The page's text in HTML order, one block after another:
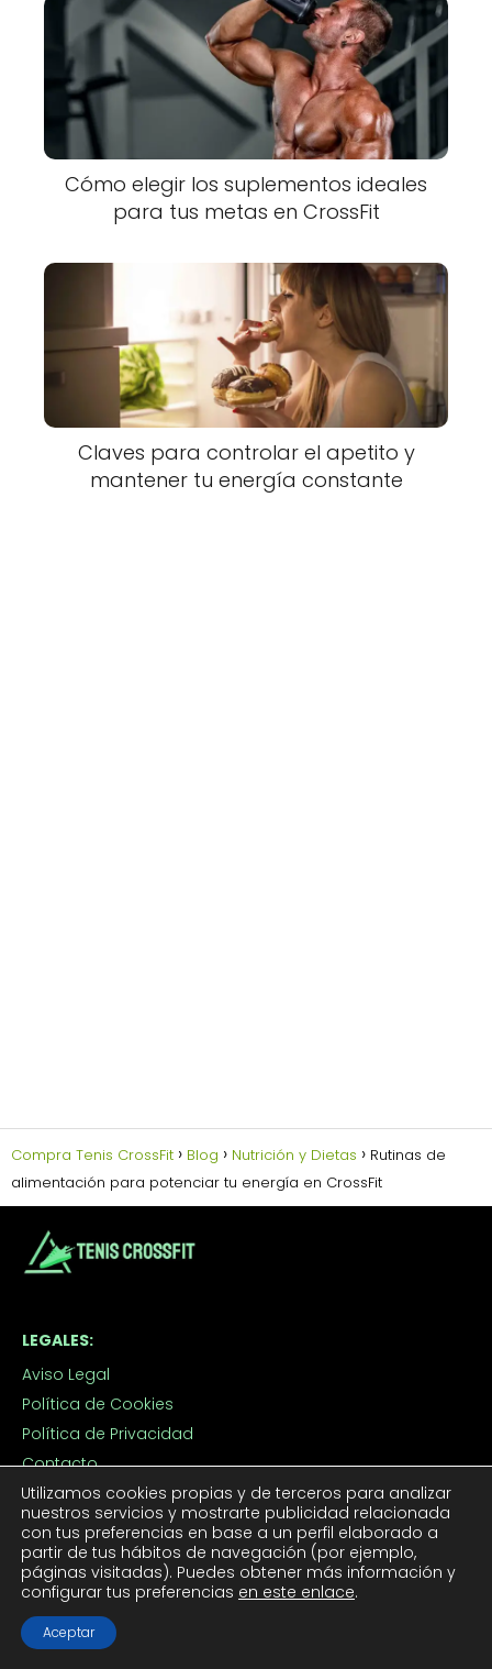
Cómo elegir los suplementos ideales
para tus metas en CrossFit
Claves para controlar el apetito y
mantener tu energía constante
Compra Tenis CrossFit Blog Nutrición y Dietas
Rutinas de
alimentación para potenciar tu energía en CrossFit
LEGALES:
Aviso Legal
Política de Cookies
Política de Privacidad
Contacto
TUS TENIS CROSSFIT:
Tenis CrossFit Hombre
Tenis CrossFit Mujer
Utilizamos cookies propias y de terceros para analizar
nuestros servicios y mostrarte publicidad relacionada
con tus preferencias en base a un perfil elaborado a
partir de tus hábitos de navegación (por ejemplo,
páginas visitadas). Puedes obtener más información y
configurar tus preferencias en este enlace.
Aceptar